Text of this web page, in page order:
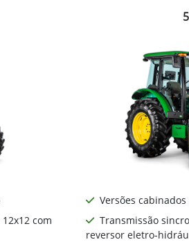
com
Versões
Transmissão
reversor eletro-